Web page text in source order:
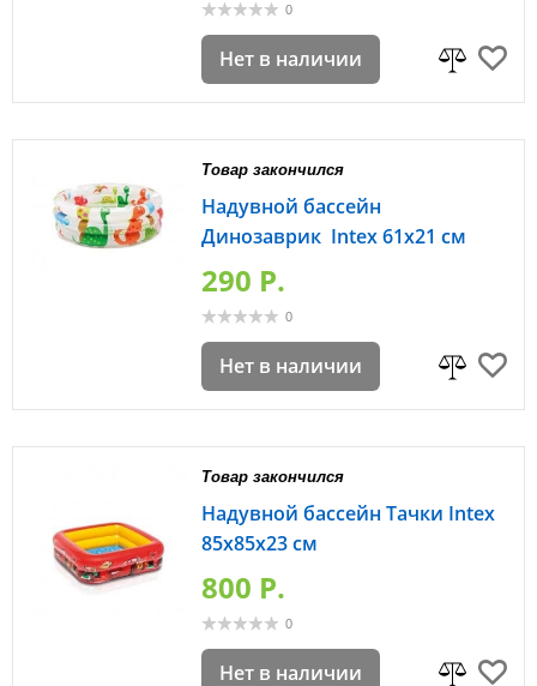
0
Нет в наличии
Товар закончился
Надувной бассейн
Динозаврик Intex 61х21 см
290 P.
0
Нет в наличии
Товар закончился
Надувной бассейн Тачки Intex
85х85х23 см
800 P.
0
Нет в наличии